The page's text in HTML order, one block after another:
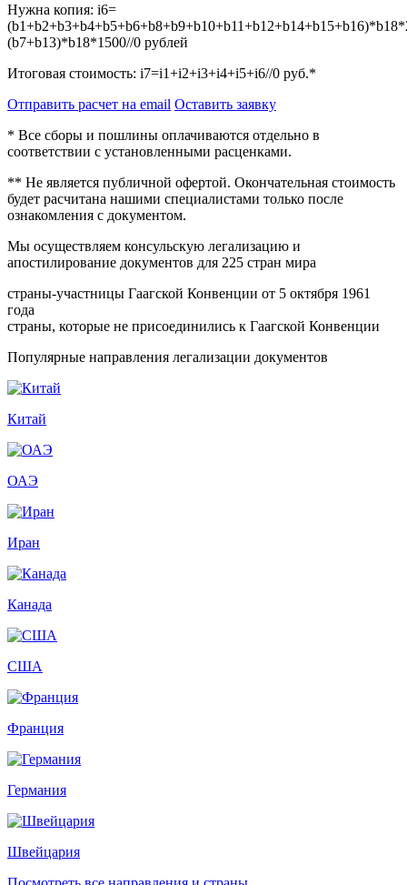
Нужна копия: i6=
(b7+b13)*b18*1500//0 рублей
Итоговая стоимость: i7=i1+i2+i3+i4+i5+i6//0 руб.*
Отправить расчет на email Оставить заявку
* Все сборы и пошлины оплачиваются отдельно в
соответствии с установленными расценками.
** Не является публичной офертой. Окончательная стоимость
будет расчитана нашими специалистами только после
ознакомления с документом.
Мы осуществляем консульскую легализацию и
апостилирование документов для 225 стран мира
страны-участницы Гаагской Конвенции от 5 октября 1961
года
страны, которые не присоединились к Гаагской Конвенции
Популярные направления легализации документов
Китай
ОАЭ
Иран
Канада
США
Франция
Германия
Швейцария